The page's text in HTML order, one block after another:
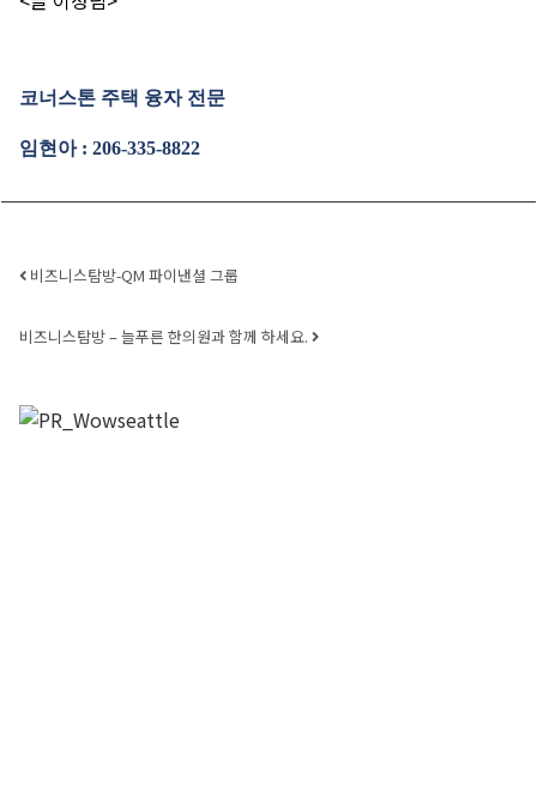
코너스톤 주택 융자 전문
임현아 : 206-335-8822
Post navigation
비즈니스탐방-QM 파이낸셜 그룹
비즈니스탐방 – 늘푸른 한의원과 함께 하세요.